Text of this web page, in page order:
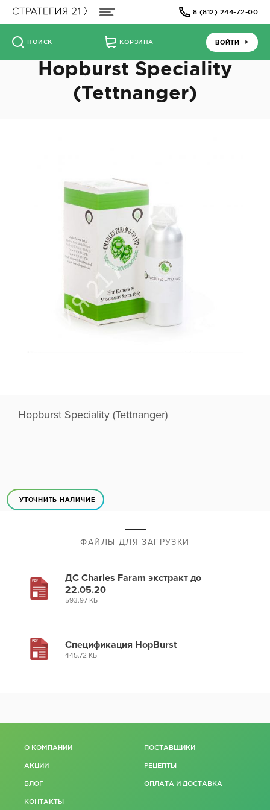
8 (812) 244-72-00
ПОИСК КОРЗИНА ВОЙТИ
Hopburst Speciality
(Tettnanger)
Hopburst Speciality (Tettnanger)
УТОЧНИТЬ НАЛИЧИЕ
ФАЙЛЫ ДЛЯ ЗАГРУЗКИ
ДС Charles Faram экстракт до
22.05.20
593.97 КБ
Спецификация HopBurst
445.72 КБ
О КОМПАНИИ ПОСТАВЩИКИ
АКЦИИ РЕЦЕПТЫ
БЛОГ ОПЛАТА И ДОСТАВКА
КОНТАКТЫ